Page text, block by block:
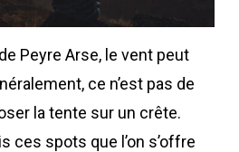
Peyre Arse, le vent peut
ce n’est pas de
la tente sur un crête.
ces spots que l’on s’offre